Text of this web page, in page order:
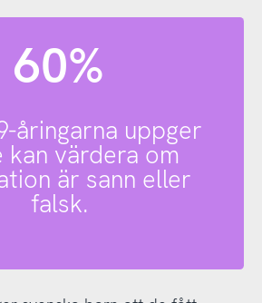
60%
åringarna uppger
kan värdera om
är sann eller
falsk.